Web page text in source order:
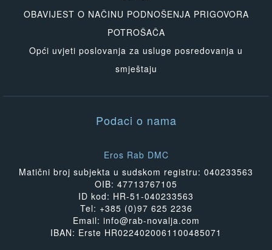
OBAVIJEST O NAČINU PODNOŠENJA PRIGOVORA
POTROŠAČA
Opći uvjeti poslovanja za usluge posredovanja u
smještaju
Podaci o nama
Eros Rab DMC
Matični broj subjekta u sudskom registru: 040233563
OIB: 47713767105
ID kod: HR-51-040233563
Tel: +385 (0)97 625 2236
Email: info@rab-novalja.com
IBAN: Erste HR0224020061100485071